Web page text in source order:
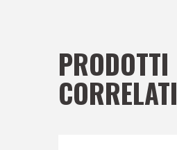
PRODOTTI
CORRELATI